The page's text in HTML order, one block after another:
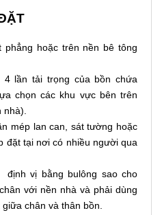
phẳng hoặc trên nền bê tông
lần tải trọng của bồn chứa
chọn các khu vực bên trên
nhà).
mép lan can, sát tường hoặc
đặt tại nơi có nhiều người qua
vị bằng bulông sao cho
với nền nhà và phải dùng
chân và thân bồn.